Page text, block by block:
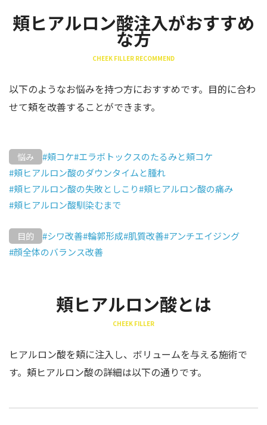
頬ヒアルロン酸注入がおすすめ
な方
CHEEK FILLER RECOMMEND
以下のようなお悩みを持つ方におすすめです。目的に合わ
せて頬を改善することができます。
悩み #頬コケ#エラボトックスのたるみと頬コケ
#頬ヒアルロン酸のダウンタイムと腫れ
#頬ヒアルロン酸の失敗としこり#頬ヒアルロン酸の痛み
#頬ヒアルロン酸馴染むまで
目的 #シワ改善#輪郭形成#肌質改善#アンチエイジング
#顔全体のバランス改善
頬ヒアルロン酸とは
CHEEK FILLER
ヒアルロン酸を頬に注入し、ボリュームを与える施術で
す。頬ヒアルロン酸の詳細は以下の通りです。